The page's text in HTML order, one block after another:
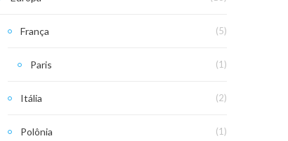
França (5)
Paris (1)
Itália (2)
Polônia (1)